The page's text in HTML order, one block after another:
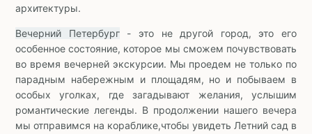
архитектуры.
Вечерний Петербург- это не другой город, это его
особенное состояние, которое мы сможем почувствовать
во время вечерней экскурсии. Мы проедем не только по
парадным набережным и площадям, но и побываем в
особых уголках, где загадывают желания, услышим
романтические легенды. В продолжении нашего вечера
мы отправимся на кораблике,чтобы увидеть Летний сад в